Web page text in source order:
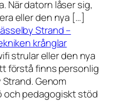
När datorn låser sig,
eller den nya […]
Strand –
krånglar
strular eller den nya
förstå finns personlig
Genom
och pedagogiskt stöd